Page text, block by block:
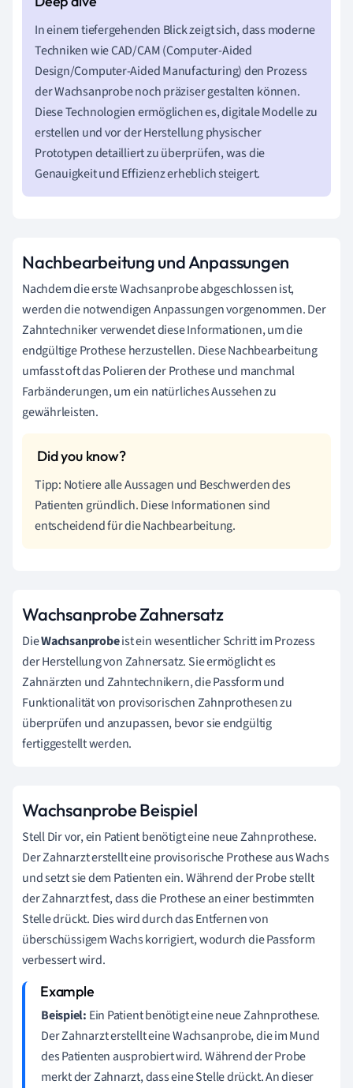
In einem tiefergehenden Blick zeigt sich, dass moderne
Techniken wie CAD/CAM (Computer-Aided
Design/Computer-Aided Manufacturing) den Prozess
der Wachsanprobe noch präziser gestalten können.
Diese Technologien ermöglichen es, digitale Modelle zu
erstellen und vor der Herstellung physischer
Prototypen detailliert zu überprüfen, was die
Genauigkeit und Effizienz erheblich steigert.
Nachbearbeitung und Anpassungen
Nachdem die erste Wachsanprobe abgeschlossen ist,
werden die notwendigen Anpassungen vorgenommen. Der
Zahntechniker verwendet diese Informationen, um die
endgültige Prothese herzustellen. Diese Nachbearbeitung
umfasst oft das Polieren der Prothese und manchmal
Farbänderungen, um ein natürliches Aussehen zu
gewährleisten.
Tipp: Notiere alle Aussagen und Beschwerden des
Patienten gründlich. Diese Informationen sind
entscheidend für die Nachbearbeitung.
Wachsanprobe Zahnersatz
DieWachsanprobeist ein wesentlicher Schritt im Prozess
der Herstellung von Zahnersatz. Sie ermöglicht es
Zahnärzten und Zahntechnikern, die Passform und
Funktionalität von provisorischen Zahnprothesen zu
überprüfen und anzupassen, bevor sie endgültig
fertiggestellt werden.
Wachsanprobe Beispiel
Stell Dir vor, ein Patient benötigt eine neue Zahnprothese.
Der Zahnarzt erstellt eine provisorische Prothese aus Wachs
und setzt sie dem Patienten ein. Während der Probe stellt
der Zahnarzt fest, dass die Prothese an einer bestimmten
Stelle drückt. Dies wird durch das Entfernen von
überschüssigem Wachs korrigiert, wodurch die Passform
verbessert wird.
Beispiel: Ein Patient benötigt eine neue Zahnprothese.
Der Zahnarzt erstellt eine Wachsanprobe, die im Mund
des Patienten ausprobiert wird. Während der Probe
merkt der Zahnarzt, dass eine Stelle drückt. An dieser